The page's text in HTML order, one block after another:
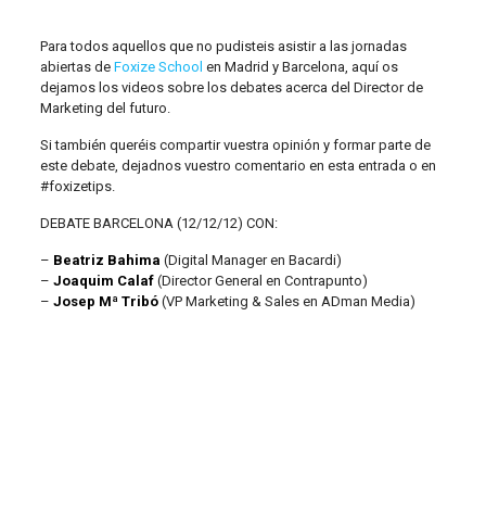
Para todos aquellos que no pudisteis asistir a las jornadas
abiertas de Foxize School en Madrid y Barcelona, aquí os
dejamos los videos sobre los debates acerca del Director de
Marketing del futuro.
Si también queréis compartir vuestra opinión y formar parte de
este debate, dejadnos vuestro comentario en esta entrada o en
#foxizetips.
DEBATE BARCELONA (12/12/12) CON:
– Beatriz Bahima (Digital Manager en Bacardi)
– Joaquim Calaf(Director General en Contrapunto)
– Josep Mª Tribó(VP Marketing & Sales en ADman Media)